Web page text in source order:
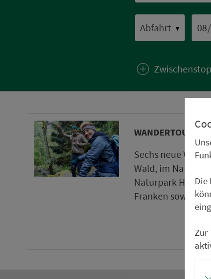
▼
WANDERTOUREN
Sechs neue
Wald, im
Naturpark
Franken sowie
Die
Zur